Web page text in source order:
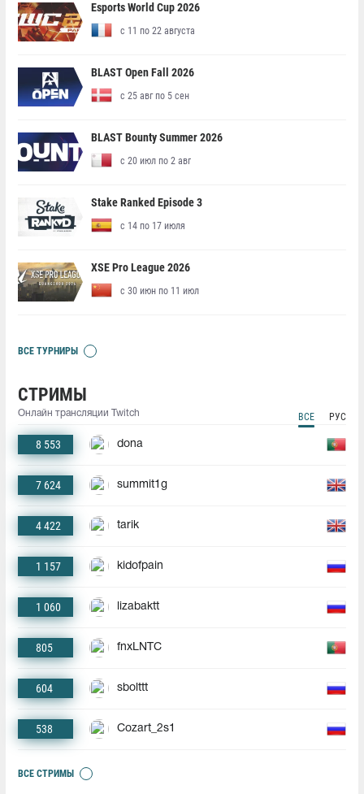
Esports World Cup 2026
с 11 по 22 августа
BLAST Open Fall 2026
с 25 авг по 5 сен
BLAST Bounty Summer 2026
с 20 июл по 2 авг
Stake Ranked Episode 3
с 14 по 17 июля
XSE Pro League 2026
с 30 июн по 11 июл
ВСЕ ТУРНИРЫ
СТРИМЫ
Онлайн трансляции Twitch ВСЕ РУС
8 553 dona
7 624 summit1g
4 422 tarik
1 157 kidofpain
1 060 lizabaktt
805 fnxLNTC
604 sbolttt
538 Cozart_2s1
ВСЕ СТРИМЫ